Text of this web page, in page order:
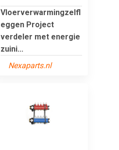
Vloerverwarmingzelfl
eggen Project
verdeler met energie
zuini...
Nexaparts.nl